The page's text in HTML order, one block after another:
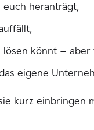
euch heranträgt,
könnt – aber
eigene
kurz einbringen